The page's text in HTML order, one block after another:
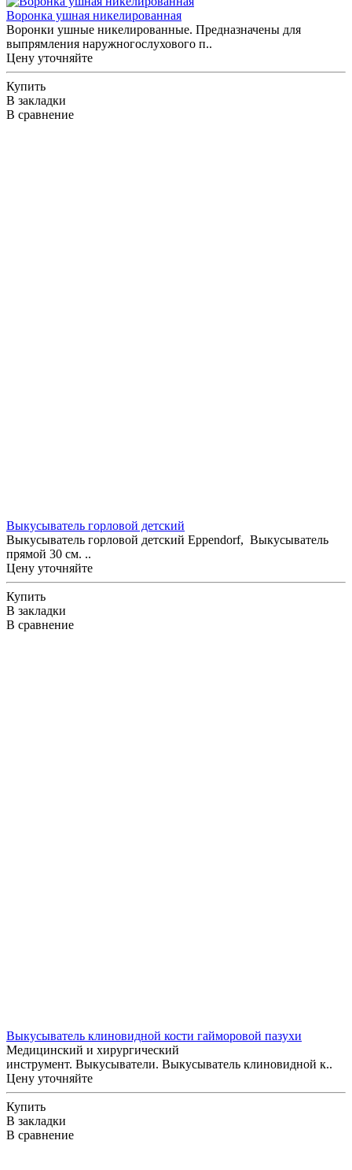
Воронка ушная никелированная
Воронки ушные никелированные. Предназначены для
выпрямления наружногослухового п..
Цену уточняйте
Купить
В закладки
В сравнение
Выкусыватель горловой детский
Выкусыватель горловой детский Eppendorf, Выкусыватель
прямой 30 см. ..
Цену уточняйте
Купить
В закладки
В сравнение
Выкусыватель клиновидной кости гайморовой пазухи
Медицинский и хирургический
инструмент. Выкусыватели. Выкусыватель клиновидной к..
Цену уточняйте
Купить
В закладки
В сравнение